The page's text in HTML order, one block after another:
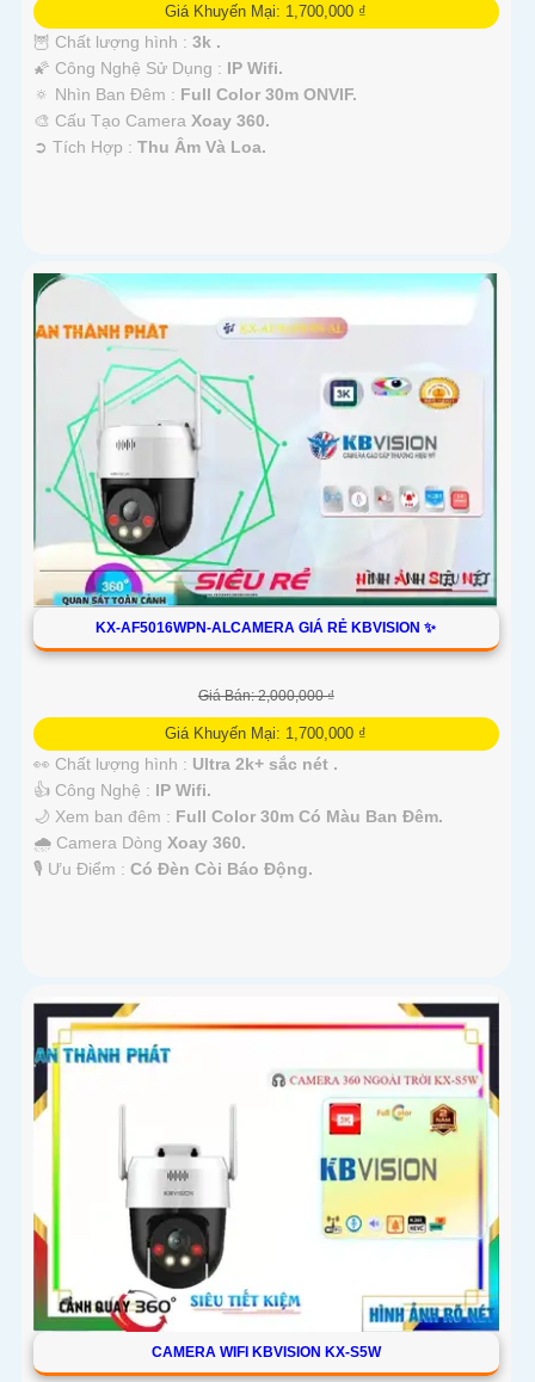
Giá Khuyến Mại: 1,700,000 ₫
🦉 Chất lượng hình : 3k .
🌠 Công Nghệ Sử Dụng : IP Wifi.
🔅 Nhìn Ban Đêm : Full Color 30m ONVIF.
🎨 Cấu Tạo Camera Xoay 360.
️➲ Tích Hợp : Thu Âm Và Loa.
KX-AF5016WPN-ALCAMERA GIÁ RẺ KBVISION ✨
Giá Bán: 2,000,000 ₫
Giá Khuyến Mại: 1,700,000 ₫
👀 Chất lượng hình : Ultra 2k+ sắc nét .
👍 Công Nghệ : IP Wifi.
🌙 Xem ban đêm : Full Color 30m Có Màu Ban Đêm.
🌧️ Camera Dòng Xoay 360.
️🎙 Ưu Điểm : Có Đèn Còi Báo Động.
CAMERA WIFI KBVISION KX-S5W